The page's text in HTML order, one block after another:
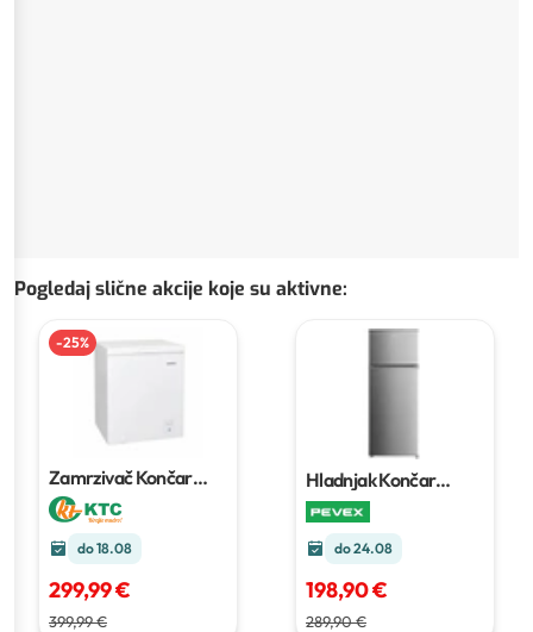
Pogledaj slične akcije koje su aktivne:
-25%
Zamrzivač Končar
LV295BM
do 18.08
299,99 €
399,99 €
Hladnjak Končar
HL55204IM
do 24.08
198,90 €
289,90 €